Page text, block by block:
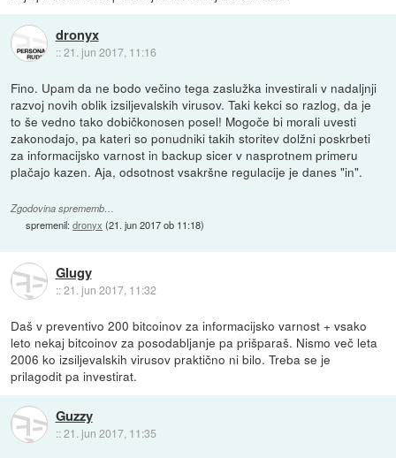
dronyx
::21. jun 2017, 11:16
Fino. Upam da ne bodo večino tega zaslužka investirali v nadaljnji
razvoj novih oblik izsiljevalskih virusov. Taki kekci so razlog, da je
to še vedno tako dobičkonosen posel! Mogoče bi morali uvesti
zakonodajo, pa kateri so ponudniki takih storitev dolžni poskrbeti
za informacijsko varnost in backup sicer v nasprotnem primeru
plačajo kazen. Aja, odsotnost vsakršne regulacije je danes "in".
Zgodovina sprememb…
spremenil:dronyx (21. jun 2017 ob 11:18)
Glugy
::21. jun 2017, 11:32
Daš v preventivo 200 bitcoinov za informacijsko varnost + vsako
leto nekaj bitcoinov za posodabljanje pa prišparaš. Nismo več leta
2006 ko izsiljevalskih virusov praktično ni bilo. Treba se je
prilagodit pa investirat.
Guzzy
::21. jun 2017, 11:35